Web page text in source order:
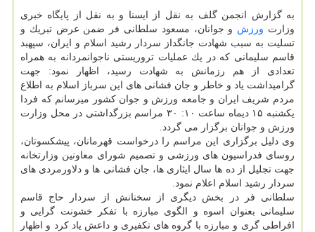
به گزارش انجمن گلف به نقل از ایسنا و به نقل از پایگاه خبری
وزارت ورزش و جوانان، مسعود سلطانی فر ضمن عرض تبریك و
تسلیت به سبب شهادت جانگداز سردار رشید اسلام و ایران، سپهبد
قاسم سلیمانی كه در یك عملیات تروریستی ناجوانمردانه به همراه
تعدادی از هم رزمانش به شهادت رسید، اظهار نمود: جهت
گرامیداشت یاد و خاطر و جان فشانی های این سرباز اسلام به اطلاع
مردم شریف ایران و جامعه ورزش و جوان كشور میرسانم كه فردا
یكشنبه ۱۵ دیماه ساعت ۱۰: ۳۰ مراسم بزرگداشتی در محل وزارت
ورزش و جوانان برگزار می گردد.
وی دلیل برگزاری این مراسم را درخواست قهرمانان، پیشكسوتان،
روسای فدراسیون های ورزشی و تصمیم شورای معاونین وزارتخانه
جهت تجلیل از ده ها سال ایثاری ها، جان فشانی ها و دلاورمردی های
سردار رشید اسلام اعلام نمود.
سلطانی فر در بخش دیگری از سخنانش از سردار حاج قاسم
سلیمانی بعنوان اسوه و الگوی مبارزه با تفكر خشونت گرایی و
افراطی گری و مبارزه با گروه های تكفیری و داعش یاد كرد و اظهار